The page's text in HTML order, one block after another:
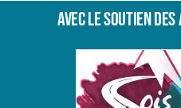
Avec le soutien